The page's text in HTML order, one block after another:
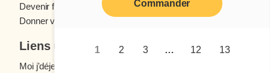
Commander
1 2 3 … 12 13
Devenir franchisé
Donner votre avis
Liens utiles
Moi j'déjeune (Blogue)